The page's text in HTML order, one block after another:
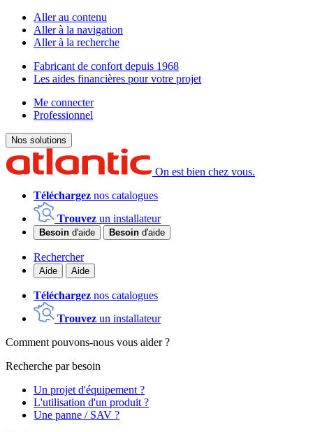
Aller au contenu
Aller à la navigation
Aller à la recherche
Fabricant de confort depuis 1968
Les aides financières pour votre projet
Me connecter
Professionnel
Nos solutions
On est bien chez vous.
Téléchargez nos catalogues
Trouvez un installateur
Besoin d'aide Besoin d'aide
Rechercher
Aide Aide
Téléchargez nos catalogues
Trouvez un installateur
Comment pouvons-nous vous aider ?
Recherche par besoin
Un projet d'équipement ?
L'utilisation d'un produit ?
Une panne / SAV ?